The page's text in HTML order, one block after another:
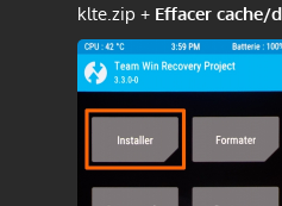
klte.zip + Effacer cache/